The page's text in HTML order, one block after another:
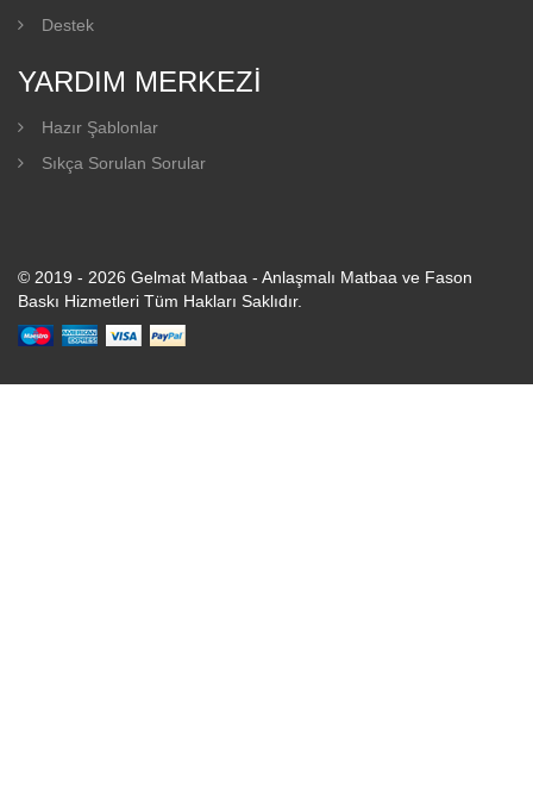
Destek
YARDIM MERKEZI
Hazır Şablonlar
Sıkça Sorulan Sorular
© 2019 - 2026 Gelmat Matbaa - Anlaşmalı Matbaa ve Fason
Baskı Hizmetleri Tüm Hakları Saklıdır.